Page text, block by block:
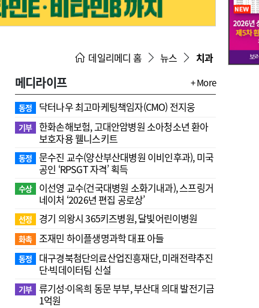
지침·기준·평가 약제급여 심사 결과
데일리메디 홈 뉴스 치과
메디라이프 + More
동정 닥터나우 최고마케팅책임자(CMO) 전지웅
기부 한화손해보험, 고대안암병원 소아청소년 환아
보호자용 웰니스키트
동정
문수진 교수( 양산부산대병원 이비인후과), 미국
공인 ‘RPSGT 자격’ 획득
수상
이선영 교수(건국대병원 소화기내과), 스프링거
네이처 ‘2026년 편집 공로상’
선정 경기 의왕시 365키즈병원, 달빛어린이병원
화촉 조재민 하이플생명과학 대표 아들
동정
대구경북첨단의료산업진흥재단, 미래전략추진
단·빅데이터팀 신설
기부 류기성·이옥희 동문 부부, 부산대 의대 발전기금
1억원